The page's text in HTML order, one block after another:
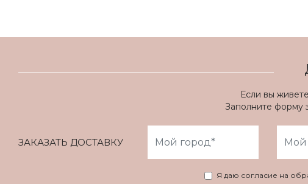
Если вы
Заполните форму
ЗАКАЗАТЬ ДОСТАВКУ
Я даю согласие на